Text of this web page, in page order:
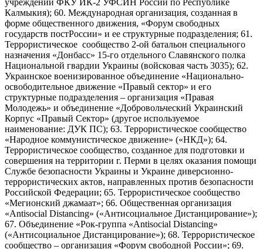
Калмыкия); 60. Международная организация, созданная в
форме общественного движения, «Форум свободных
государств постРоссии» и ее структурные подразделения; 61.
Террористическое сообщество 2-ой батальон специального
назначения «Донбасс» 15-го отдельного Славянского полка
Национальной гвардии Украины (войсковая часть 3035); 62.
Украинское военизированное объединение «Национально-
освободительное движение «Правый сектор» и его
структурные подразделения – организация «Правая
Молодежь» и объединение «Добровольческий Украинский
Корпус «Правый Сектор» (другое используемое
наименование: ДУК ПС); 63. Террористическое сообщество
«Народное коммунистическое движение» («НКД»); 64.
Террористическое сообщество, созданное для подготовки и
совершения на территории г. Перми в целях оказания помощи
Службе безопасности Украины и Украине диверсионно-
террористических актов, направленных против безопасности
Российской Федерации; 65. Террористическое сообщество
«Мегионский джамаат»; 66. Общественная организация
«Antisocial Distancing» («Антисоциальное Дистанцирование»);
67. Объединение «Рок-группа «Antisocial Distancing»
(«Антисоциальное Дистанцирование»); 68. Террористическое
сообщество – организация «Форум свободной России»; 69.